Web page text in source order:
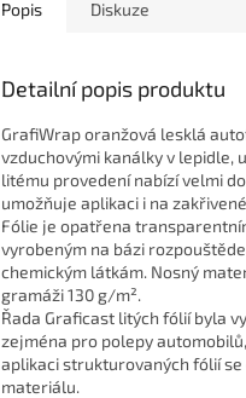
Popis Diskuze
Detailní popis produktu
GrafiWrap oranžová lesklá
vzduchovými kanálky v lepidle,
litému provedení nabízí velmi
umožňuje aplikaci i na
Fólie je opatřena
vyrobeným na bázi
chemickým látkám. Nosný
gramáži 130 g/m².
Řada Graficast litých fólií byla
zejména pro polepy
aplikaci strukturovaných fólií
materiálu.